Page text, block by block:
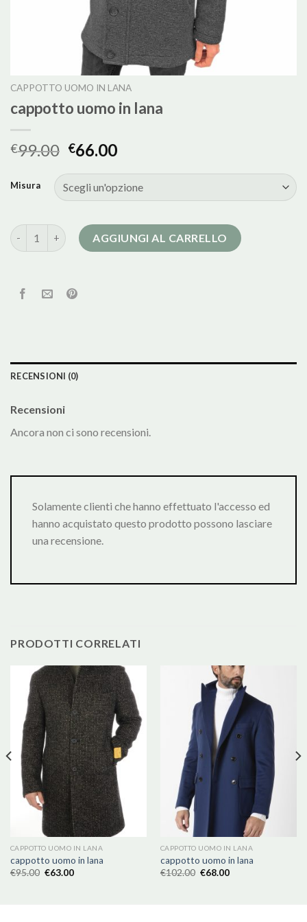
CAPPOTTO UOMO IN LANA
cappotto uomo in lana
€99.00 €66.00
Misura
cappotto uomo in lana quantitàAGGIUNGI AL CARRELLO
RECENSIONI (0)
Recensioni
Ancora non ci sono recensioni.
Solamente clienti che hanno effettuato l'accesso ed
hanno acquistato questo prodotto possono lasciare
una recensione.
PRODOTTI CORRELATI
CAPPOTTO UOMO IN LANA
cappotto uomo in lana
€95.00 €63.00
CAPPOTTO UOMO IN LANA
cappotto uomo in lana
€102.00 €68.00